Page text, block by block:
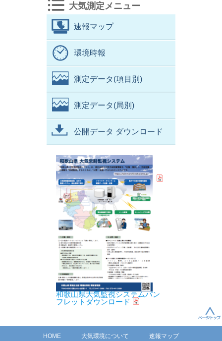
大気測定メニュー
速報マップ
環境時報
測定データ(項目別)
測定データ(局別)
公開データ ダウンロード
和歌山県大気監視システムパン
フレットダウンロード
HOME 大気環境について 速報マップ